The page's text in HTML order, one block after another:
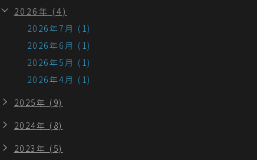
2026年 (4)
2026年7月 (1)
2026年6月 (1)
2026年5月 (1)
2026年4月 (1)
2025年 (9)
2024年 (8)
2023年 (5)